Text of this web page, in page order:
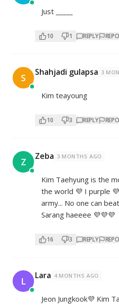
Just _____
10 1 REPLY
S Shahjadi gulapsa 3
Kim teayoung
10 3 REPLY
Z Zeba 3 MONTHS AGO
Kim Taehyung is the
the world 💜 I purple
army... No one can
Sarang haeeee 💜💜💜
16 3 REPLY
L Lara 4 MONTHS AGO
Jeon Jungkook💜 Kim